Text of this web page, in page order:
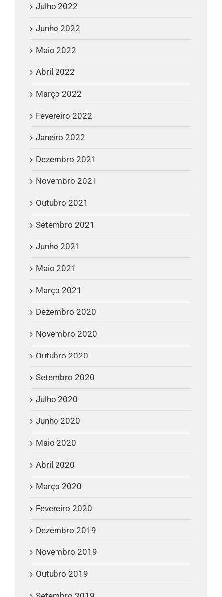
Julho 2022
Junho 2022
Maio 2022
Abril 2022
Março 2022
Fevereiro 2022
Janeiro 2022
Dezembro 2021
Novembro 2021
Outubro 2021
Setembro 2021
Junho 2021
Maio 2021
Março 2021
Dezembro 2020
Novembro 2020
Outubro 2020
Setembro 2020
Julho 2020
Junho 2020
Maio 2020
Abril 2020
Março 2020
Fevereiro 2020
Dezembro 2019
Novembro 2019
Outubro 2019